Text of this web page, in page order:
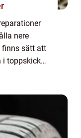
nere
finns sätt att
toppskick. I